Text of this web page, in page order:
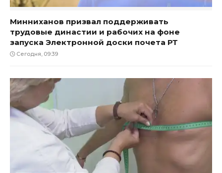
Минниханов призвал поддерживать
трудовые династии и рабочих на фоне
запуска Электронной доски почета РТ
Сегодня, 09:39